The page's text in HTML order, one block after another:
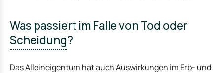
Was passiert im Falle von Tod oder
Scheidung?
Das Alleineigentum hat auch Auswirkungen im Erb- und